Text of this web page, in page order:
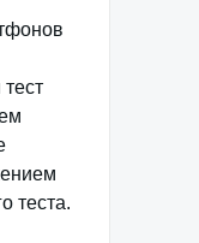
теста.